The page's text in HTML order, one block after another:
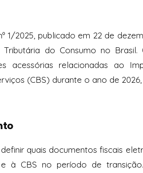
1/2025, publicado em 22 de
do Consumo no
acessórias relacionadas ao
(CBS) durante o ano de
quais documentos fiscais
à CBS no período de